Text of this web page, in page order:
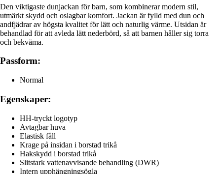
Den viktigaste dunjackan för barn, som kombinerar modern stil,
utmärkt skydd och oslagbar komfort. Jackan är fylld med dun och
andfjädrar av högsta kvalitet för lätt och naturlig värme. Utsidan är
behandlad för att avleda lätt nederbörd, så att barnen håller sig torra
och bekväma.
Passform:
Normal
Egenskaper:
HH-tryckt logotyp
Avtagbar huva
Elastisk fåll
Krage på insidan i borstad trikå
Hakskydd i borstad trikå
Slitstark vattenavvisande behandling (DWR)
Intern upphängningsögla